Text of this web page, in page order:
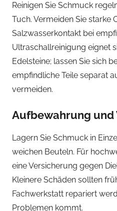
Reinigen Sie Schmuck
Tuch. Vermeiden Sie starke
Salzwasserkontakt bei
Ultraschallreinigung eignet
Edelsteine; lassen Sie sich
empfindliche Teile separat
vermeiden.
Aufbewahrung und
Lagern Sie Schmuck in
weichen Beuteln. Für
eine Versicherung gegen
Kleinere Schäden sollten
Fachwerkstatt repariert
Problemen kommt.